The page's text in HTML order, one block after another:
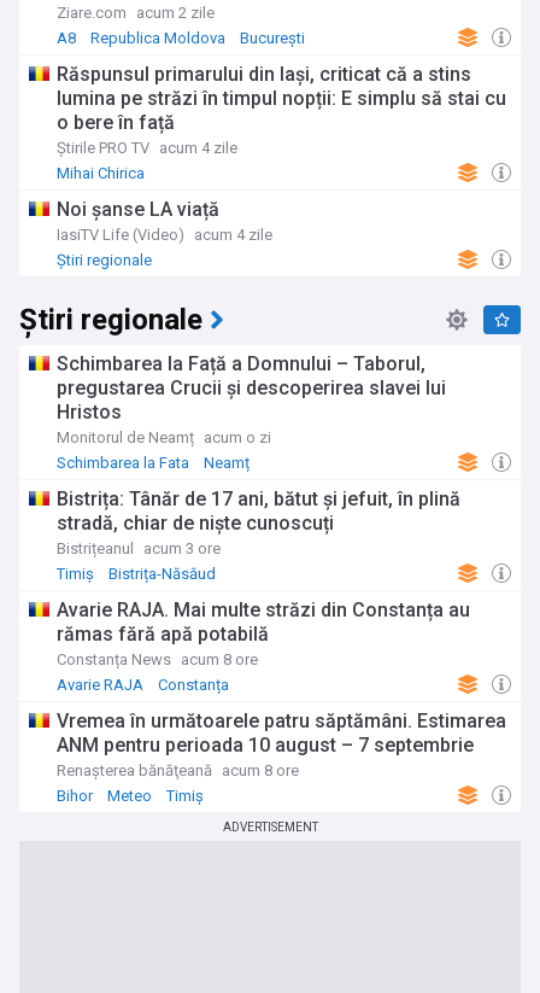
Ziare.com
acum 2 zile
A8
Republica Moldova București
Răspunsul primarului din Iași, criticat că a stins
lumina pe străzi în timpul nopții: E simplu să stai cu
o bere în față
Știrile PRO TV acum 4 zile
Mihai Chirica
Noi șanse LA viață
IasiTV Life (Video)
acum 4 zile
Știri regionale
Știri regionale
Schimbarea la Față a Domnului – Taborul,
pregustarea Crucii și descoperirea slavei lui
Hristos
Monitorul de Neamț acum o zi
Schimbarea la Fata
Neamț
Bistrița: Tânăr de 17 ani, bătut și jefuit, în plină
stradă, chiar de niște cunoscuți
Bistrițeanul
acum 3 ore
Timiș
Bistrița-Năsăud
Avarie RAJA. Mai multe străzi din Constanța au
rămas fără apă potabilă
Constanța News acum 8 ore
Avarie RAJA
Constanța
Vremea în următoarele patru săptămâni. Estimarea
ANM pentru perioada 10 august – 7 septembrie
Renaşterea bănăţeană acum 8 ore
Bihor
Meteo Timiș
ADVERTISEMENT